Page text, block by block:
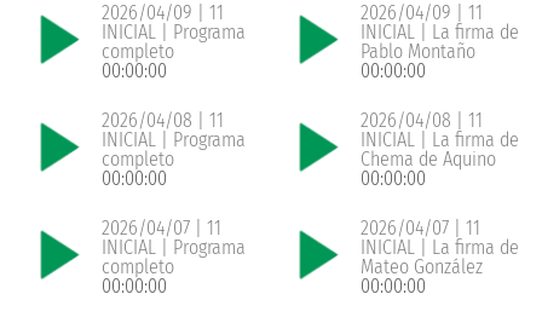
2026/04/09 | 11
INICIAL | Programa
completo
00:00:00
2026/04/09 | 11
INICIAL | La firma de
Pablo Montaño
00:00:00
2026/04/08 | 11
INICIAL | Programa
completo
00:00:00
2026/04/08 | 11
INICIAL | La firma de
Chema de Aquino
00:00:00
2026/04/07 | 11
INICIAL | Programa
completo
00:00:00
2026/04/07 | 11
INICIAL | La firma de
Mateo González
00:00:00